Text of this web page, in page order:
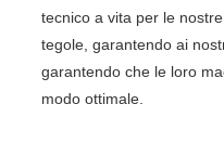
tecnico a vita per le
tegole, garantendo ai
garantendo che le loro
modo ottimale.